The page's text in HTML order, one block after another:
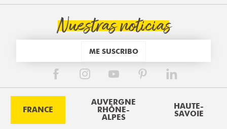
Nuestras noticias
ME SUSCRIBO
FRANCE
AUVERGNE
RHÔNE-
ALPES
HAUTE-
SAVOIE